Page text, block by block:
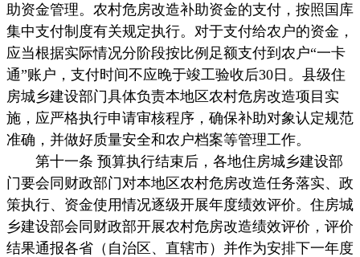
助资金管理。农村危房改造补助资金的支付，按照国库
集中支付制度有关规定执行。对于支付给农户的资金，
应当根据实际情况分阶段按比例足额支付到农户“一卡
通”账户，支付时间不应晚于竣工验收后30日。县级住
房城乡建设部门具体负责本地区农村危房改造项目实
施，应严格执行申请审核程序，确保补助对象认定规范
准确，并做好质量安全和农户档案等管理工作。
第十一条 预算执行结束后，各地住房城乡建设部
门要会同财政部门对本地区农村危房改造任务落实、政
策执行、资金使用情况逐级开展年度绩效评价。住房城
乡建设部会同财政部开展农村危房改造绩效评价，评价
结果通报各省（自治区、直辖市）并作为安排下一年度